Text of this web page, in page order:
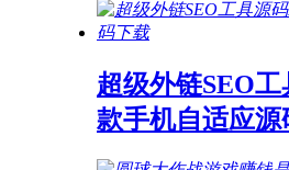
超级外链SEO
款手机自适应源